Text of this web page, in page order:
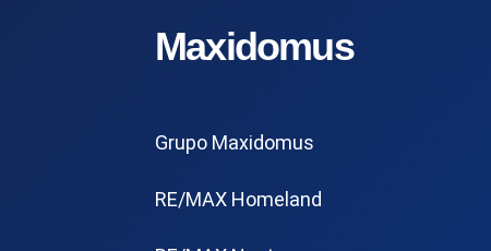
Maxidomus
Grupo Maxidomus
RE/MAX Homeland